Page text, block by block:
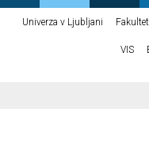
Univerza v Ljubljani
VIS